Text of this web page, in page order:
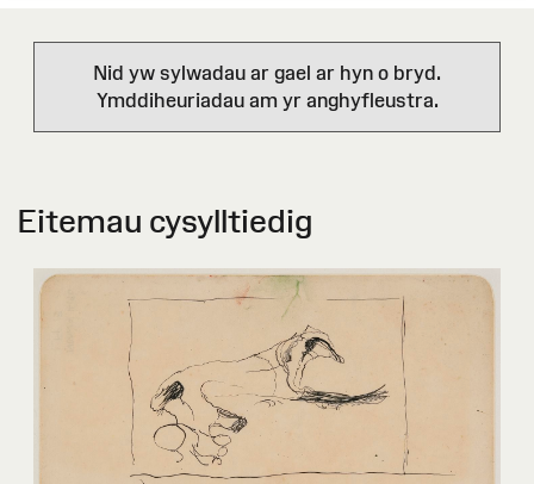
Nid yw sylwadau ar gael ar hyn o bryd.
Ymddiheuriadau am yr anghyfleustra.
Eitemau cysylltiedig